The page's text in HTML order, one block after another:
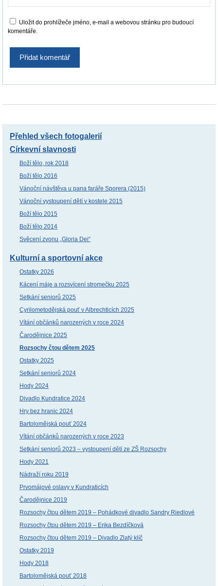
Uložit do prohlížeče jméno, e-mail a webovou stránku pro budoucí
komentáře.
Přehled všech fotogalerií
Církevní slavnosti
Boží tělo, rok 2018
Boží tělo 2016
Vánoční návštěva u pana faráře Sporera (2015)
Vánoční vystoupení dětí v kostele 2015
Boží tělo 2015
Boží tělo 2014
Svěcení zvonu „Gloria Dei“
Kulturní a sportovní akce
Ostatky 2026
Kácení máje a rozsvícení stromečku 2025
Setkání seniorů 2025
Cyrilometodějská pouť v Albrechticích 2025
Vítání občánků narozených v roce 2024
Čarodějnice 2025
Rozsochy čtou dětem 2025
Ostatky 2025
Setkání seniorů 2024
Hody 2024
Divadlo Kundratice 2024
Hry bez hranic 2024
Bartolomějská pouť 2024
Vítání občánků narozených v roce 2023
Setkání seniorů 2023 – vystoupení dětí ze ZŠ Rozsochy
Hody 2021
Nádraží roku 2019
Prvomájové oslavy v Kundraticích
Čarodějnice 2019
Rozsochy čtou dětem 2019 – Pohádkové divadlo Sandry Riedlové
Rozsochy čtou dětem 2019 – Erika Bezdíčková
Rozsochy čtou dětem 2019 – Divadlo Zlatý klíč
Ostatky 2019
Hody 2018
Bartolomějská pouť 2018